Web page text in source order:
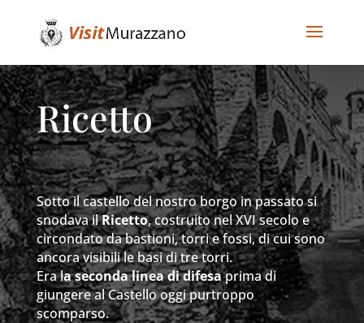
Ricetto
Sotto il castello del nostro borgo in passato si
snodava ilRicetto, costruito nel XVI secolo e
circondato da bastioni, torri e fossi, di cui sono
ancora visibili le basi di tre torri.
Era la seconda linea di difesaprima di
giungere al Castello oggi purtroppo
scomparso.